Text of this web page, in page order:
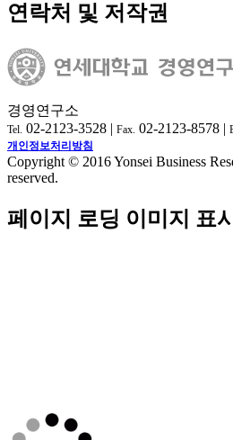
연락처 및 저작권
경영연구소
Tel. 02-2123-3528 | Fax. 02-2123-8578 |
개인정보처리방침
Copyright © 2016 Yonsei Business
reserved.
페이지 로딩 이미지 표시